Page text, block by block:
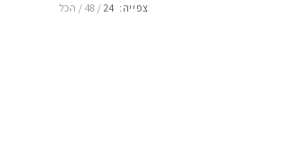
צפייה: 24
48 הכל